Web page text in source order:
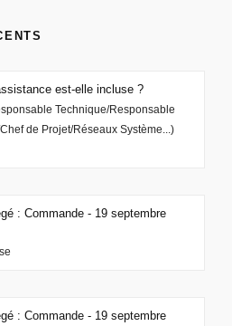
est-elle incluse ?
Technique/Responsable
de Projet/Réseaux Système...)
: Commande - 19 septembre
: Commande - 19 septembre